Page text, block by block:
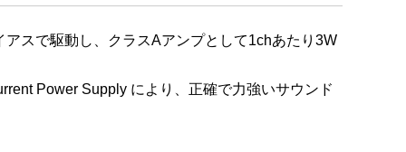
アスで駆動し、クラスAアンプとして1chあたり3W
Power Supply により、正確で力強いサウンド